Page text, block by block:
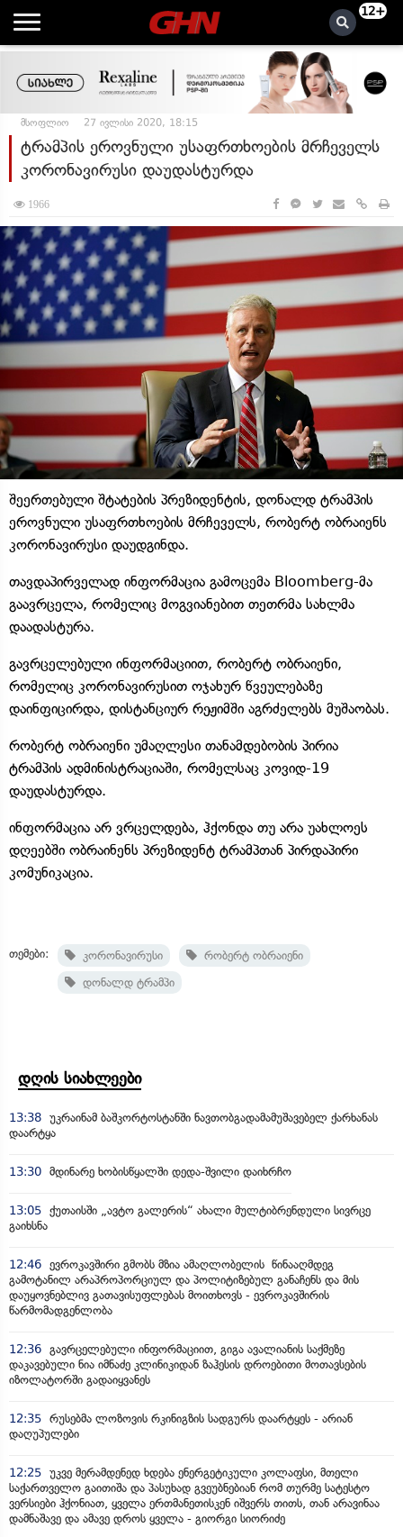
12+
მსოფლიო 27 ივლისი 2020, 18:15
ტრამპის ეროვნული უსაფრთხოების მრჩეველს
კორონავირუსი დაუდასტურდა
1966
შეერთებული შტატების პრეზიდენტის, დონალდ ტრამპის
ეროვნული უსაფრთხოების მრჩეველს, რობერტ ობრაიენს
კორონავირუსი დაუდგინდა.
თავდაპირველად ინფორმაცია გამოცემა Bloomberg-მა
გაავრცელა, რომელიც მოგვიანებით თეთრმა სახლმა
დაადასტურა.
გავრცელებული ინფორმაციით, რობერტ ობრაიენი,
რომელიც კორონავირუსით ოჯახურ წვეულებაზე
დაინფიცირდა, დისტანციურ რეჟიმში აგრძელებს მუშაობას.
რობერტ ობრაიენი უმაღლესი თანამდებობის პირია
ტრამპის ადმინისტრაციაში, რომელსაც კოვიდ-19
დაუდასტურდა.
ინფორმაცია არ ვრცელდება, ჰქონდა თუ არა უახლოეს
დღეებში ობრაინენს პრეზიდენტ ტრამპთან პირდაპირი
კომუნიკაცია.
თემები: კორონავირუსი
რობერტ ობრაიენი
დონალდ ტრამპი
დღის სიახლეები
13:38 უკრაინამ ბაშკორტოსტანში ნავთობგადამამუშავებელ ქარხანას
დაარტყა
13:30 მდინარე ხობისწყალში დედა-შვილი დაიხრჩო
13:05 ქუთაისში „ავტო გალერის“ ახალი მულტიბრენდული სივრცე
გაიხსნა
12:46 ევროკავშირი გმობს მზია ამაღლობელის წინააღმდეგ
გამოტანილ არაპროპორციულ და პოლიტიზებულ განაჩენს და მის
დაუყოვნებლივ გათავისუფლებას მოითხოვს - ევროკავშირის
წარმომადგენლობა
12:36 გავრცელებული ინფორმაციით, გიგა ავალიანის საქმეზე
დაკავებული ნია იმნაძე კლინიკიდან ზაჰესის დროებითი მოთავსების
იზოლატორში გადაიყვანეს
12:35 რუსებმა ლოზოვის რკინიგზის სადგურს დაარტყეს - არიან
დაღუპულები
12:25 უკვე მერამდენედ ხდება ენერგეტიკული კოლაფსი, მთელი
საქართველო გაითიშა და პასუხად გვეუბნებიან რომ თურმე სატესტო
ვერსიები ჰქონიათ, ყველა ერთმანეთისკენ იშვერს თითს, თან არავინაა
დამნაშავე და ამავე დროს ყველა - გიორგი სიორიძე